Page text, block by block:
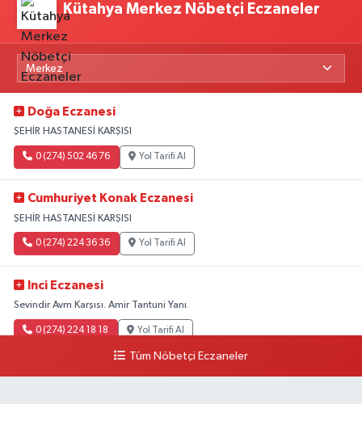
Kütahya Merkez Nöbetçi Eczaneler
Doğa Eczanesi
ŞEHİR HASTANESİ KARŞISI
0 (274) 502 46 76 Yol Tarifi Al
Cumhuriyet Konak Eczanesi
ŞEHİR HASTANESİ KARŞISI
0 (274) 224 36 36 Yol Tarifi Al
Inci Eczanesi
Sevindir Avm Karşısı. Amir Tantuni Yanı.
0 (274) 224 18 18 Yol Tarifi Al
Tüm Nöbetçi Eczaneler